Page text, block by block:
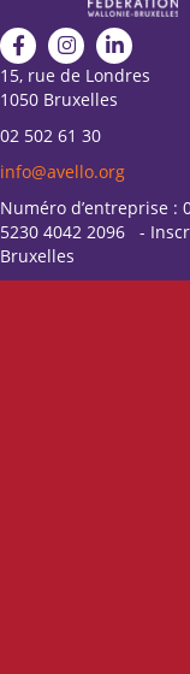
15, rue de Londres
1050 Bruxelles
02 502 61 30
info@avello.org
Numéro d’entreprise :
5230 4042 2096 -
Bruxelles